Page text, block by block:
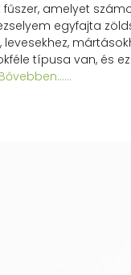
amelyet
egyfajta
típusa van, és